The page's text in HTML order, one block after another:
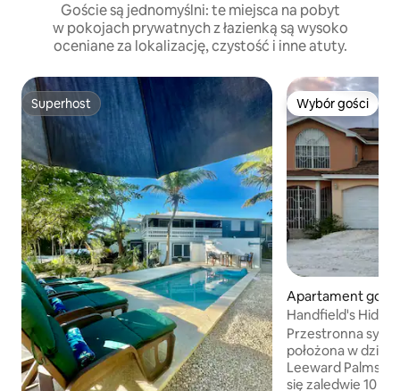
Goście są jednomyślni: te miejsca na pobyt
w pokojach prywatnych z łazienką są wysoko
oceniane za lokalizację, czystość i inne atuty.
Superhost
Superhost Wybór gości
Wybór gości
Apartament
eward Settlement
Handfield's
Przestronna
położona w
Leeward Palms. Leeward Palms znajduje
się zaledwie 10